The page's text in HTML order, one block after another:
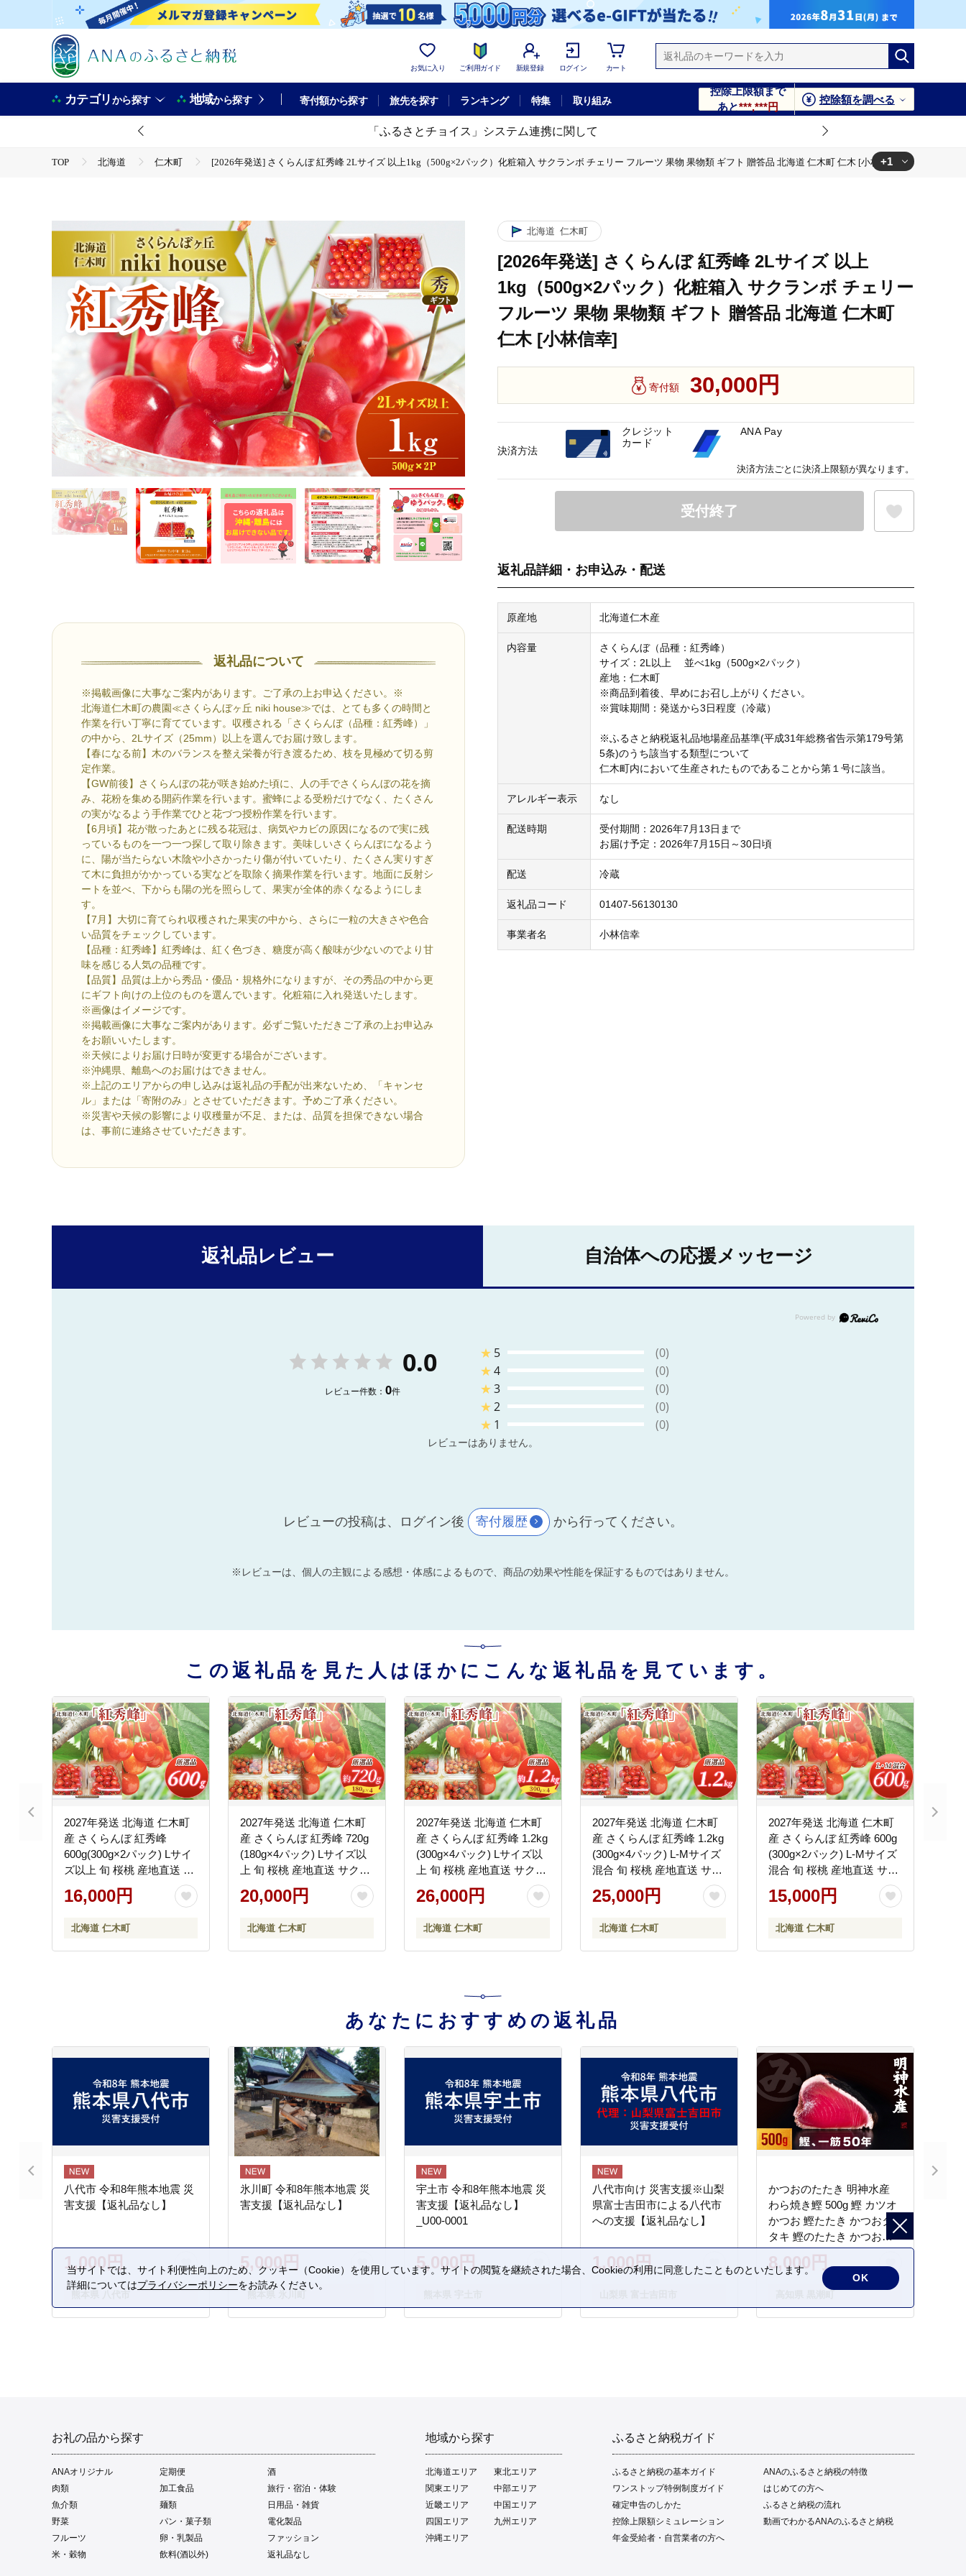
お気に入り ご利用ガイド 新規登録 ログイン カート
カテゴリから探す 地域から探す 寄付額から探す 旅先を探す ランキング 特集 取り組み
控除上限額まで
あと***,***円
控除額を調べる
「ふるさとチョイス」システム連携に関して
TOP 北海道 仁木町
[2026年発送] さくらんぼ 紅秀峰 2Lサイズ 以上1kg（500g×2パック）化粧箱入 サクランボ チェリー フルーツ 果物 果物類 ギフト 贈答品 北海道 仁木町 仁木 [小林信幸]
+1
返礼品について
※掲載画像に大事なご案内があります。ご了承の上お申込ください。※
北海道仁木町の農園≪さくらんぼヶ丘 niki house≫では、とても多くの時間と
作業を行い丁寧に育てています。収穫される「さくらんぼ（品種：紅秀峰）」
の中から、2Lサイズ（25mm）以上を選んでお届け致します。
【春になる前】木のバランスを整え栄養が行き渡るため、枝を見極めて切る剪
定作業。
【GW前後】さくらんぼの花が咲き始めた頃に、人の手でさくらんぼの花を摘
み、花粉を集める開葯作業を行います。蜜蜂による受粉だけでなく、たくさん
の実がなるよう手作業でひと花づつ授粉作業を行います。
【6月頃】花が散ったあとに残る花冠は、病気やカビの原因になるので実に残
っているものを一つ一つ探して取り除きます。美味しいさくらんぼになるよう
に、陽が当たらない木陰や小さかったり傷が付いていたり、たくさん実りすぎ
て木に負担がかかっている実などを取除く摘果作業を行います。地面に反射シ
ートを並べ、下からも陽の光を照らして、果実が全体的赤くなるようにしま
す。
【7月】大切に育てられ収穫された果実の中から、さらに一粒の大きさや色合
い品質をチェックしています。
【品種：紅秀峰】紅秀峰は、紅く色づき、糖度が高く酸味が少ないのでより甘
味を感じる人気の品種です。
【品質】品質は上から秀品・優品・規格外になりますが、その秀品の中から更
にギフト向けの上位のものを選んでいます。化粧箱に入れ発送いたします。
※画像はイメージです。
※掲載画像に大事なご案内があります。必ずご覧いただきご了承の上お申込み
をお願いいたします。
※天候によりお届け日時が変更する場合がございます。
※沖縄県、離島へのお届けはできません。
※上記のエリアからの申し込みは返礼品の手配が出来ないため、「キャンセ
ル」または「寄附のみ」とさせていただきます。予めご了承ください。
※災害や天候の影響により収穫量が不足、または、品質を担保できない場合
は、事前に連絡させていただきます。
北海道 仁木町
[2026年発送] さくらんぼ 紅秀峰 2Lサイズ 以上
1kg（500g×2パック）化粧箱入 サクランボ チェリー
フルーツ 果物 果物類 ギフト 贈答品 北海道 仁木町
仁木 [小林信幸]
寄付額 30,000円
受付終了
返礼品詳細・お申込み・配送
原産地 北海道仁木産
内容量
さくらんぼ（品種：紅秀峰）
サイズ：2L以上 並べ1kg（500g×2パック）
産地：仁木町
※商品到着後、早めにお召し上がりください。
※賞味期間：発送から3日程度（冷蔵）
※ふるさと納税返礼品地場産品基準(平成31年総務省告示第179号第
5条)のうち該当する類型について
仁木町内において生産されたものであることから第１号に該当。
アレルギー表示 なし
配送時期
受付期間：2026年7月13日まで
お届け予定：2026年7月15日～30日頃
配送 冷蔵
返礼品コード 01407-56130130
事業者名 小林信幸
決済方法
クレジット
カード
ANA Pay
決済方法ごとに決済上限額が異なります。
返礼品レビュー 自治体への応援メッセージ
0.0
レビュー件数： 0件
★ 5
(0)
★4
(0)
★3
(0)
★2
(0)
★ 1 (0)
レビューはありません。
レビューの投稿は、ログイン後 寄付履歴 から行ってください。
※レビューは、個人の主観による感想・体感によるもので、商品の効果や性能を保証するものではありません。
この返礼品を見た人はほかにこんな返礼品を見ています。
2027年発送 北海道 仁木町
産 さくらんぼ 紅秀峰
600g(300g×2パック) Lサイ
ズ以上 旬 桜桃 産地直送 サ
クランボ チェリー フルー
ツ 果物 果物類 仁木町 仁木
16,000円
北海道 仁木町
2027年発送 北海道 仁木町
産 さくらんぼ 紅秀峰 720g
(180g×4パック) Lサイズ以
上 旬 桜桃 産地直送 サクラ
ンボ チェリー フルーツ 果
物 果物類 仁木町 仁木 [松山
20,000円
北海道 仁木町
2027年発送 北海道 仁木町
産 さくらんぼ 紅秀峰 1.2kg
(300g×4パック) Lサイズ以
上 旬 桜桃 産地直送 サクラ
ンボ チェリー フルーツ 果
物 果物類 仁木町 仁木 [松山
26,000円
北海道 仁木町
2027年発送 北海道 仁木町
産 さくらんぼ 紅秀峰 1.2kg
(300g×4パック) L-Mサイズ
混合 旬 桜桃 産地直送 サク
ランボ チェリー フルーツ
果物 果物類 仁木町 仁木 [松
25,000円
北海道 仁木町
2027年発送 北海道 仁木町
産 さくらんぼ 紅秀峰 600g
(300g×2パック) L-Mサイズ
混合 旬 桜桃 産地直送 サク
ランボ チェリー フルーツ
果物 果物類 仁木町 仁木 [松
15,000円
北海道 仁木町
あなたにおすすめの返礼品
八代市 令和8年熊本地震 災
害支援【返礼品なし】
1,000円
氷川町 令和8年熊本地震 災
害支援【返礼品なし】
5,000円
宇土市 令和8年熊本地震 災
害支援【返礼品なし】
_U00-0001
5,000円
八代市向け 災害支援※山梨
県富士吉田市による八代市
への支援【返礼品なし】
1,000円
かつおのたたき 明神水産
わら焼き鰹 500g 鰹 カツオ
かつお 鰹たたき かつおタ
タキ 鰹のたたき かつおの
タタキ 藁焼き わら焼き 魚
さかな 海鮮 刺身 お刺身 冷
凍 ご家庭用 グルメ 特産品
フト 贈答品 人気 返礼品 ふ
8,000円
お礼の品から探す
ANAオリジナル 定期便
酒
肉類
加工食品
旅行・宿泊・体験
魚介類
麺類
日用品・雑貨
野菜
パン・菓子類
電化製品
フルーツ
卵・乳製品
ファッション
米・穀物
飲料(酒以外) 返礼品なし
地域から探す
北海道エリア
東北エリア
関東エリア
中部エリア
近畿エリア
中国エリア
四国エリア
九州エリア
沖縄エリア
ふるさと納税ガイド
ふるさと納税の基本ガイド
ANAのふるさと納税の特徴
ワンストップ特例制度ガイド
はじめての方へ
確定申告のしかた
ふるさと納税の流れ
控除上限額シミュレーション
動画でわかるANAのふるさと納税
年金受給者・自営業者の方へ
当サイトでは、サイト利便性向上のため、クッキー（Cookie）を使用しています。サイトの閲覧を継続された場合、Cookieの利用に同意したことものといたします。
詳細についてはプライバシーポリシーをお読みください。
OK